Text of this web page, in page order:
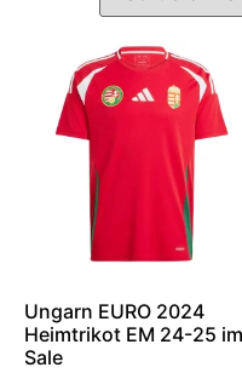
Ungarn EURO 2024
Heimtrikot EM 24-25 im
Sale